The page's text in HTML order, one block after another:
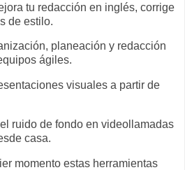
tu redacción en inglés, corrige
de estilo.
planeación y redacción
ágiles.
visuales a partir de
ruido de fondo en videollamadas
casa.
momento estas herramientas